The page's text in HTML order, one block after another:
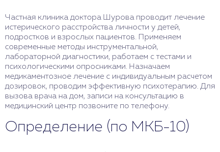
Частная клиника доктора Шурова проводит лечение
истерического расстройства личности у детей,
подростков и взрослых пациентов. Применяем
современные методы инструментальной,
лабораторной диагностики, работаем с тестами и
психологическими опросниками. Назначаем
медикаментозное лечение с индивидуальным расчетом
дозировок, проводим эффективную психотерапию. Для
вызова врача на дом, записи на консультацию в
медицинский центр позвоните по телефону.
Определение (по МКБ-10)